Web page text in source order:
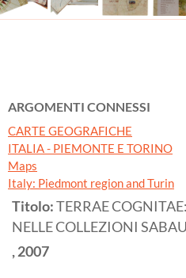
ARGOMENTI CONNESSI
CARTE GEOGRAFICHE
ITALIA - PIEMONTE E TORINO
Maps
Italy: Piedmont region and Turin
Titolo:TERRAE
NELLE COLLEZIONI
,2007